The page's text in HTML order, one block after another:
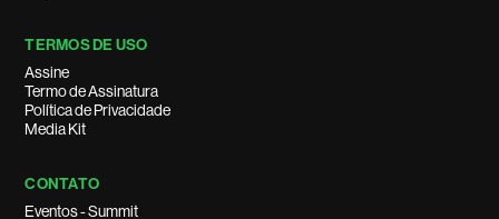
TERMOS DE USO
Assine
Termo de Assinatura
Política de Privacidade
Media Kit
CONTATO
Eventos - Summit